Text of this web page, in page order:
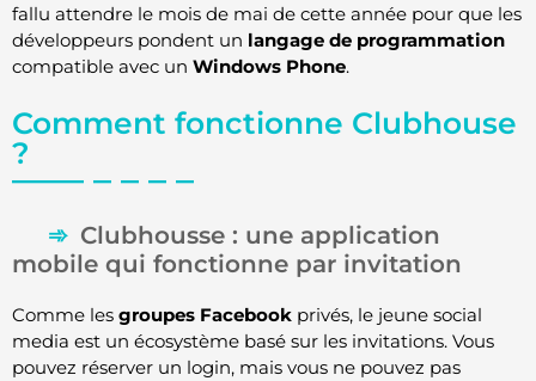
fallu attendre le mois de mai de cette année pour que les
développeurs pondent un langage de programmation
compatible avec un Windows Phone.
Comment fonctionne Clubhouse
?
Clubhousse : une application
mobile qui fonctionne par invitation
Comme les groupes Facebook privés, le jeune social
media est un écosystème basé sur les invitations. Vous
pouvez réserver un login, mais vous ne pouvez pas